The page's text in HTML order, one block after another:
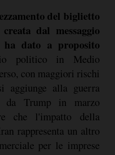
del biglietto
dal messaggio
dato a proposito
politico in Medio
con maggiori rischi
alla guerra
da Trump in marzo
che l'impatto della
rappresenta un altro
per le imprese